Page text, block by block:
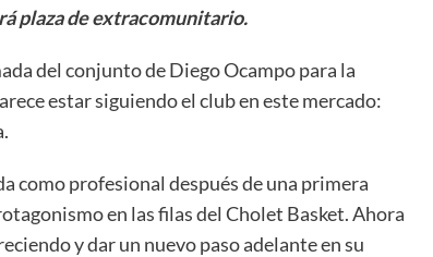
plaza de extracomunitario.
del conjunto de Diego Ocampo para la
estar siguiendo el club en este mercado:
como profesional después de una primera
en las filas del Cholet Basket. Ahora
y dar un nuevo paso adelante en su